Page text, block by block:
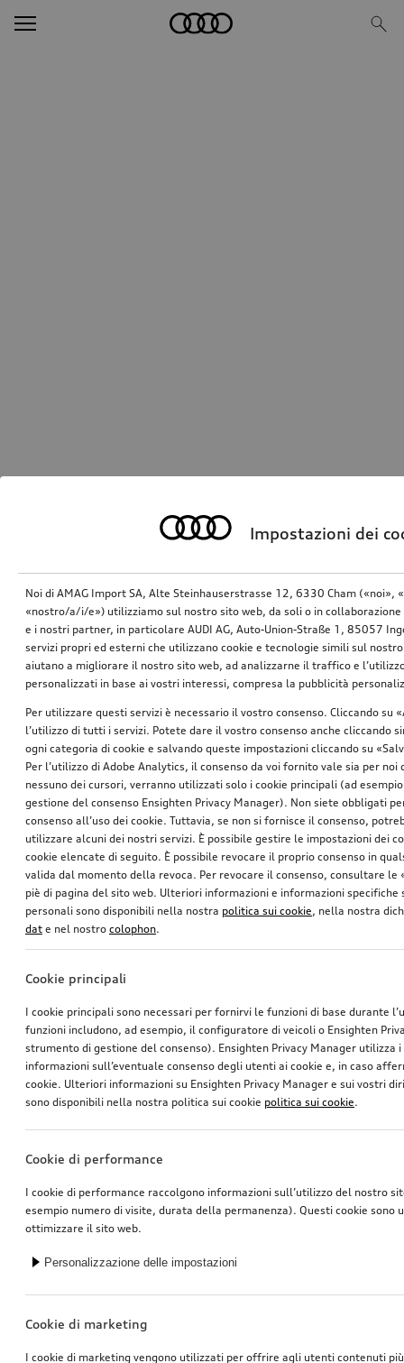
Impostazioni dei
Noi di AMAG Import SA, Alte Steinhauserstrasse 12, 6330 Cham («noi»,
«nostro/a/i/e») utilizziamo sul nostro sito web, da soli o in
e i nostri partner, in particolare AUDI AG, Auto-Union-Straße 1, 85057
servizi propri ed esterni che utilizzano cookie e tecnologie simili sul
aiutano a migliorare il nostro sito web, ad analizzarne il traffico e
personalizzati in base ai vostri interessi, compresa la pubblicità
Per utilizzare questi servizi è necessario il vostro consenso. Cliccando
l’utilizzo di tutti i servizi. Potete dare il vostro consenso anche cliccando
ogni categoria di cookie e salvando queste impostazioni cliccando su
Per l’utilizzo di Adobe Analytics, il consenso da voi fornito vale sia per noi
nessuno dei cursori, verranno utilizzati solo i cookie principali (ad
gestione del consenso Ensighten Privacy Manager). Non siete obbligati
consenso all’uso dei cookie. Tuttavia, se non si fornisce il consenso,
utilizzare alcuni dei nostri servizi. È possibile gestire le impostazioni dei
cookie elencate di seguito. È possibile revocare il proprio consenso in
valida dal momento della revoca. Per revocare il consenso, consultare le
piè di pagina del sito web. Ulteriori informazioni e informazioni specifiche
personali sono disponibili nella nostra politica sui cookie, nella nostra
dat e nel nostro colophon.
Cookie principali
I cookie principali sono necessari per fornirvi le funzioni di base durante
funzioni includono, ad esempio, il configuratore di veicoli o Ensighten
strumento di gestione del consenso). Ensighten Privacy Manager utilizza
informazioni sull’eventuale consenso degli utenti ai cookie e, in caso
cookie. Ulteriori informazioni su Ensighten Privacy Manager e sui vostri
sono disponibili nella nostra politica sui cookie politica sui cookie.
Cookie di performance
I cookie di performance raccolgono informazioni sull’utilizzo del nostro
esempio numero di visite, durata della permanenza). Questi cookie sono
ottimizzare il sito web.
Personalizzazione delle impostazioni
Cookie di marketing
I cookie di marketing vengono utilizzati per offrire agli utenti contenuti